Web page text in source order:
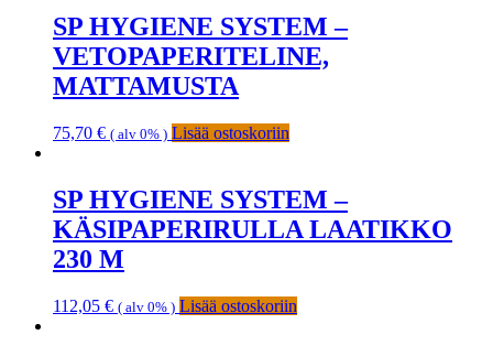
SP HYGIENE SYSTEM –
VETOPAPERITELINE,
MATTAMUSTA
75,70 € ( alv 0% ) Lisää ostoskoriin
SP HYGIENE SYSTEM –
KÄSIPAPERIRULLA LAATIKKO
230 M
112,05 € ( alv 0% ) Lisää ostoskoriin